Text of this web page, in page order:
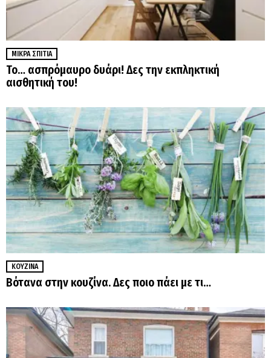
ΜΙΚΡΆ ΣΠΊΤΙΑ
Το… ασπρόμαυρο δυάρι! Δες την εκπληκτική
αισθητική του!
ΚΟΥΖΊΝΑ
Βότανα στην κουζίνα. Δες ποιο πάει με τι…